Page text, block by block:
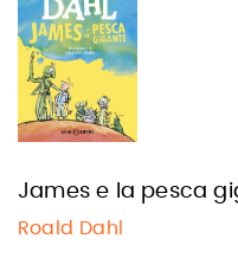
James e la pesca
Roald Dahl